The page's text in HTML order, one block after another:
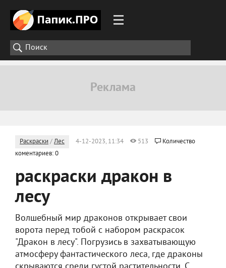
Раскраски /Лес 4-12-2023, 11:34 513
Количество
коментариев: 0
раскраски дракон в
лесу
Волшебный мир драконов открывает свои
ворота перед тобой с набором раскрасок
"Дракон в лесу". Погрузись в захватывающую
атмосферу фантастического леса, где драконы